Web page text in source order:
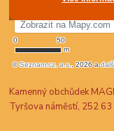
Kamenný obchůdek
Tyršova náměstí, 252